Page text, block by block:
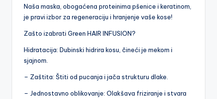
Naša maska, obogaćena proteinima pšenice i keratinom,
je pravi izbor za regeneraciju i hranjenje vaše kose!
Zašto izabrati Green HAIR INFUSION?
Hidratacija: Dubinski hidrira kosu, čineći je mekom i
sjajnom.
– Zaštita: Štiti od pucanja i jača strukturu dlake.
– Jednostavno oblikovanje: Olakšava friziranje i stvara